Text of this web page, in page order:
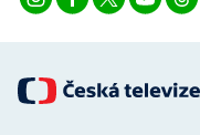
Vodní slalom